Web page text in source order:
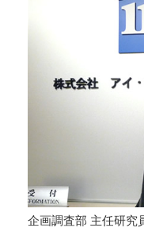
企画調査部 主任研究